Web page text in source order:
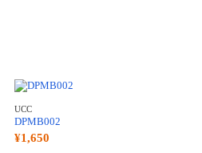
UCC
DPMB002
¥1,650